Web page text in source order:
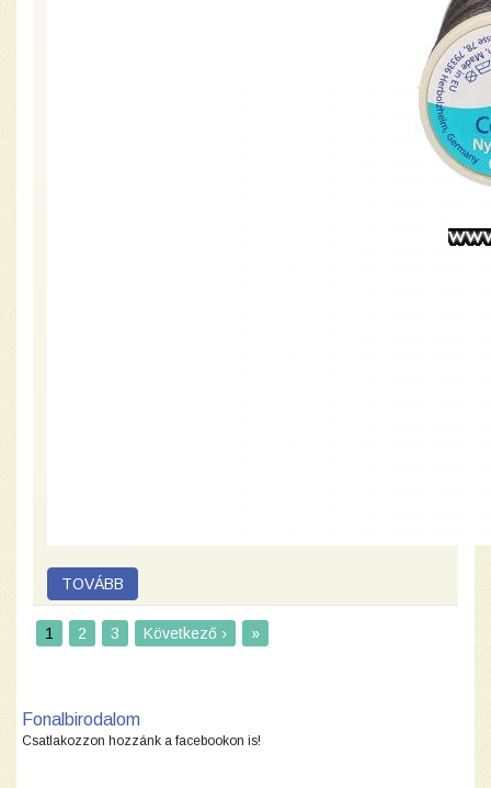
1 2 3 Következő › »
Fonalbirodalom
Csatlakozzon hozzánk a facebookon is!